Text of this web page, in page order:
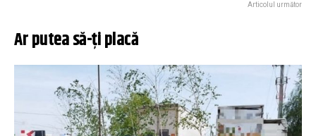
Articolul următor
Ar putea să-ți placă